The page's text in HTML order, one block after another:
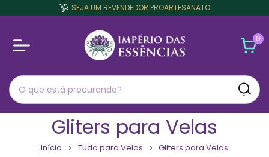
SEJA UM REVENDEDOR PROARTESANATO
0
Gliters para Velas
Início Tudo para Velas Gliters para Velas